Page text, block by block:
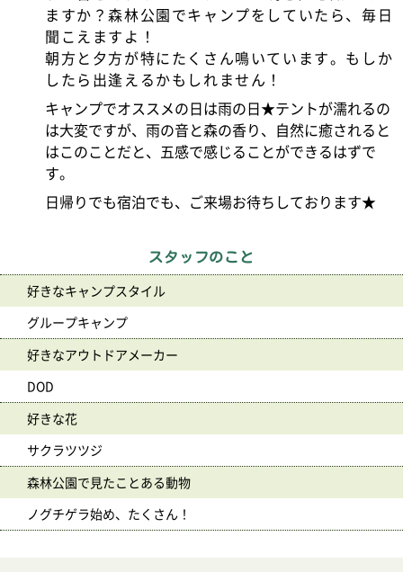
ますか？森林公園でキャンプをしていたら、毎日
聞こえますよ！
朝方と夕方が特にたくさん鳴いています。もしか
したら出逢えるかもしれません！
キャンプでオススメの日は雨の日★テントが濡れるの
は大変ですが、雨の音と森の香り、自然に癒されると
はこのことだと、五感で感じることができるはずで
す。
日帰りでも宿泊でも、ご来場お待ちしております★
スタッフのこと
好きなキャンプスタイル
グループキャンプ
好きなアウトドアメーカー
DOD
好きな花
サクラツツジ
森林公園で見たことある動物
ノグチゲラ始め、たくさん！